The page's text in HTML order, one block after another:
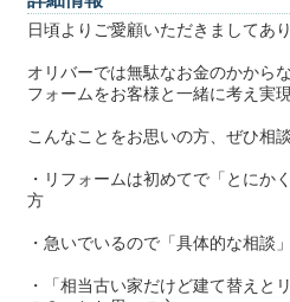
日頃よりご愛顧いただきましてあ
オリバーでは無駄なお金のかから
フォームをお客様と一緒に考え実
こんなことをお思いの方、ぜひ相
・リフォームは初めてで「とにか
方
・急いでいるので「具体的な相談
・「相当古い家だけど建て替えと